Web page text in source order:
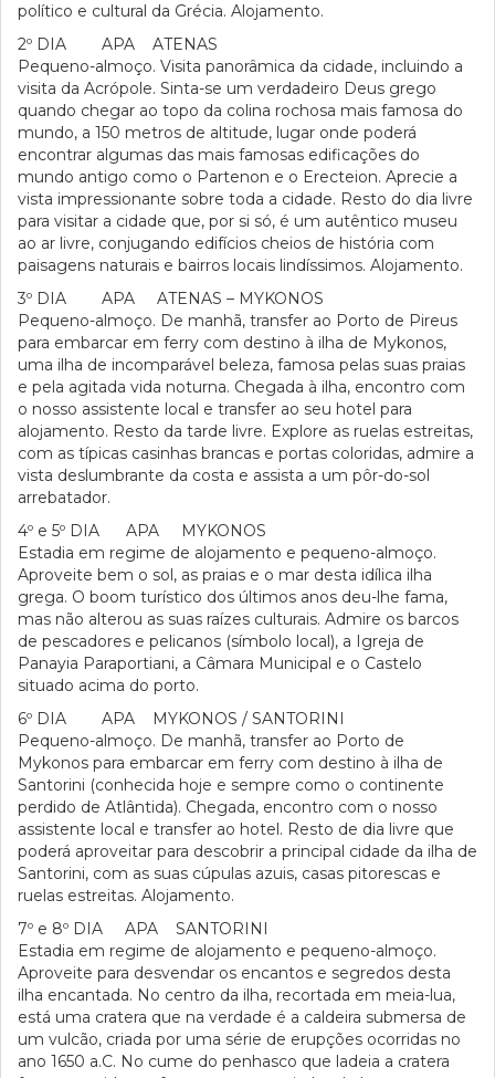
político e cultural da Grécia. Alojamento.
2º DIA APA ATENAS
Pequeno-almoço. Visita panorâmica da cidade, incluindo a
visita da Acrópole. Sinta-se um verdadeiro Deus grego
quando chegar ao topo da colina rochosa mais famosa do
mundo, a 150 metros de altitude, lugar onde poderá
encontrar algumas das mais famosas edificações do
mundo antigo como o Partenon e o Erecteion. Aprecie a
vista impressionante sobre toda a cidade. Resto do dia livre
para visitar a cidade que, por si só, é um autêntico museu
ao ar livre, conjugando edifícios cheios de história com
paisagens naturais e bairros locais lindíssimos. Alojamento.
3º DIA APA ATENAS – MYKONOS
Pequeno-almoço. De manhã, transfer ao Porto de Pireus
para embarcar em ferry com destino à ilha de Mykonos,
uma ilha de incomparável beleza, famosa pelas suas praias
e pela agitada vida noturna. Chegada à ilha, encontro com
o nosso assistente local e transfer ao seu hotel para
alojamento. Resto da tarde livre. Explore as ruelas estreitas,
com as típicas casinhas brancas e portas coloridas, admire a
vista deslumbrante da costa e assista a um pôr-do-sol
arrebatador.
4º e 5º DIA APA MYKONOS
Estadia em regime de alojamento e pequeno-almoço.
Aproveite bem o sol, as praias e o mar desta idílica ilha
grega. O boom turístico dos últimos anos deu-lhe fama,
mas não alterou as suas raízes culturais. Admire os barcos
de pescadores e pelicanos (símbolo local), a Igreja de
Panayia Paraportiani, a Câmara Municipal e o Castelo
situado acima do porto.
6º DIA APA MYKONOS / SANTORINI
Pequeno-almoço. De manhã, transfer ao Porto de
Mykonos para embarcar em ferry com destino à ilha de
Santorini (conhecida hoje e sempre como o continente
perdido de Atlântida). Chegada, encontro com o nosso
assistente local e transfer ao hotel. Resto de dia livre que
poderá aproveitar para descobrir a principal cidade da ilha de
Santorini, com as suas cúpulas azuis, casas pitorescas e
ruelas estreitas. Alojamento.
7º e 8º DIA APA SANTORINI
Estadia em regime de alojamento e pequeno-almoço.
Aproveite para desvendar os encantos e segredos desta
ilha encantada. No centro da ilha, recortada em meia-lua,
está uma cratera que na verdade é a caldeira submersa de
um vulcão, criada por uma série de erupções ocorridas no
ano 1650 a.C. No cume do penhasco que ladeia a cratera